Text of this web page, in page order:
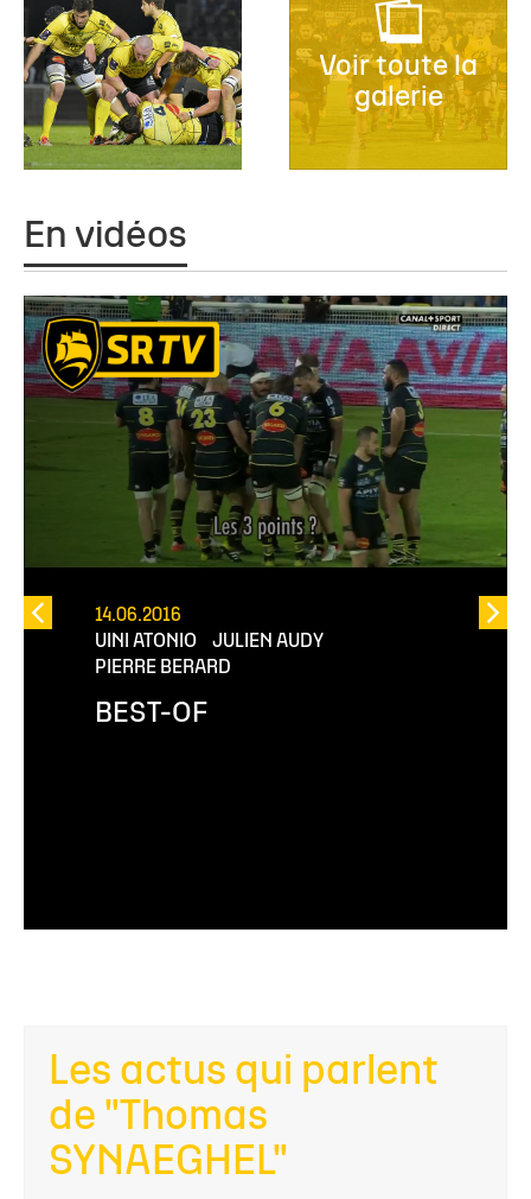
Voir toute la
galerie
En vidéos
14.06.2016
UINI ATONIO
JULIEN AUDY
PIERRE BERARD
BEST-OF
Les actus qui parlent
de "Thomas
SYNAEGHEL"